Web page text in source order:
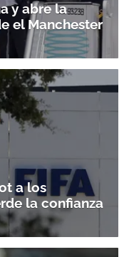
y abre la
el Manchester
a los
la confianza